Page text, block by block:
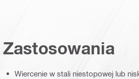
Zastosowania
Wiercenie w stali niestopowej lub